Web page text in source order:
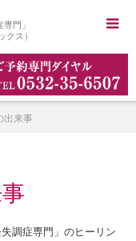
門」
クス）
出来事
調症専門」のヒーリン